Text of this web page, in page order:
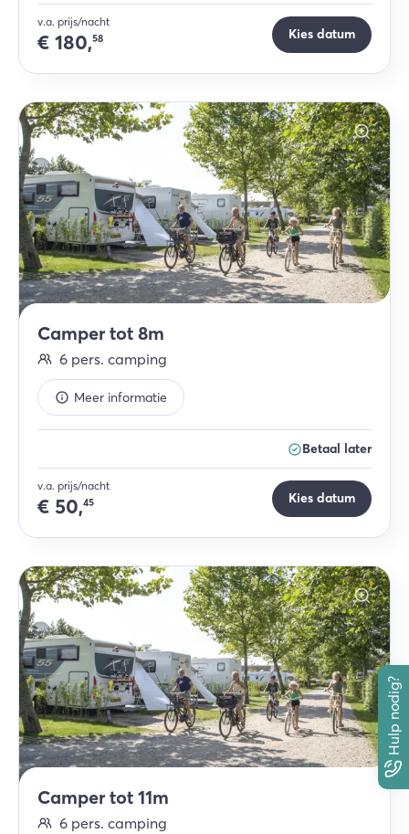
Hulp nodig?
v.a. prijs/nacht
€ 180,58 Kies datum
Camper tot 8m
6 pers. camping
Meer informatie
Betaal later
v.a. prijs/nacht
€ 50,45 Kies datum
Camper tot 11m
6 pers. camping